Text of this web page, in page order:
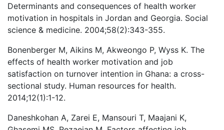
Determinants and consequences of health worker
motivation in hospitals in Jordan and Georgia. Social
science & medicine. 2004;58(2):343-355.
Bonenberger M, Aikins M, Akweongo P, Wyss K. The
effects of health worker motivation and job
satisfaction on turnover intention in Ghana: a cross-
sectional study. Human resources for health.
2014;12(1):1-12.
Daneshkohan A, Zarei E, Mansouri T, Maajani K,